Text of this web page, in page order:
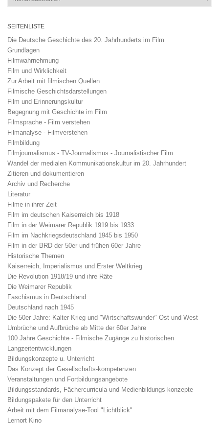
SEITENLISTE
Die Deutsche Geschichte des 20. Jahrhunderts im Film
Grundlagen
Filmwahrnehmung
Film und Wirklichkeit
Zur Arbeit mit filmischen Quellen
Filmische Geschichtsdarstellungen
Film und Erinnerungskultur
Begegnung mit Geschichte im Film
Filmsprache - Film verstehen
Filmanalyse - Filmverstehen
Filmbildung
Filmjournalismus - TV-Journalismus - Journalistischer Film
Wandel der medialen Kommunikationskultur im 20. Jahrhundert
Zitieren und dokumentieren
Archiv und Recherche
Literatur
Filme in ihrer Zeit
Film im deutschen Kaiserreich bis 1918
Film in der Weimarer Republik 1919 bis 1933
Film im Nachkriegsdeutschland 1945 bis 1950
Film in der BRD der 50er und frühen 60er Jahre
Historische Themen
Kaiserreich, Imperialismus und Erster Weltkrieg
Die Revolution 1918/19 und ihre Räte
Die Weimarer Republik
Faschismus in Deutschland
Deutschland nach 1945
Die 50er Jahre: Kalter Krieg und "Wirtschaftswunder" Ost und West
Umbrüche und Aufbrüche ab Mitte der 60er Jahre
100 Jahre Geschichte - Filmische Zugänge zu historischen
Langzeitentwicklungen
Bildungskonzepte u. Unterricht
Das Konzept der Gesellschafts-kompetenzen
Veranstaltungen und Fortbildungsangebote
Bildungsstandards, Fächercurricula und Medienbildungs-konzepte
Bildungspakete für den Unterricht
Arbeit mit dem Filmanalyse-Tool "Lichtblick"
Lernort Kino